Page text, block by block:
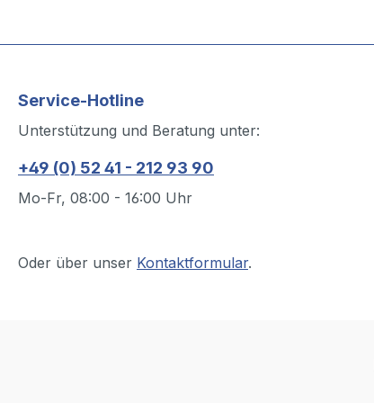
Service-Hotline
Unterstützung und Beratung unter:
+49 (0) 52 41 - 212 93 90
Mo-Fr, 08:00 - 16:00 Uhr
Oder über unser Kontaktformular.